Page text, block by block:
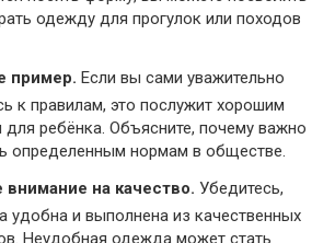
одежду для прогулок или походов
пример. Если вы сами уважительно
к правилам, это послужит хорошим
ребёнка. Объясните, почему важно
определенным нормам в обществе.
внимание на качество. Убедитесь,
удобна и выполнена из качественных
Неудобная одежда может стать